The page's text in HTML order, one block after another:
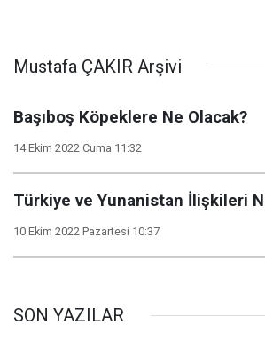
Mustafa ÇAKIR Arşivi
Başıboş Köpeklere Ne Olacak?
14 Ekim 2022 Cuma 11:32
Türkiye ve Yunanistan İlişkileri
10 Ekim 2022 Pazartesi 10:37
SON YAZILAR